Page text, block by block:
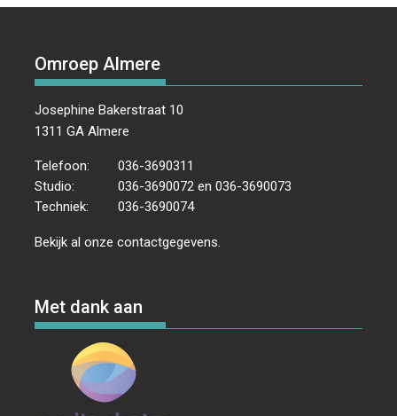
Omroep Almere
Josephine Bakerstraat 10
1311 GA Almere
Telefoon:
036-3690311
Studio:
036-3690072 en 036-3690073
Techniek:
036-3690074
Bekijk al onzecontactgegevens
Met dank aan